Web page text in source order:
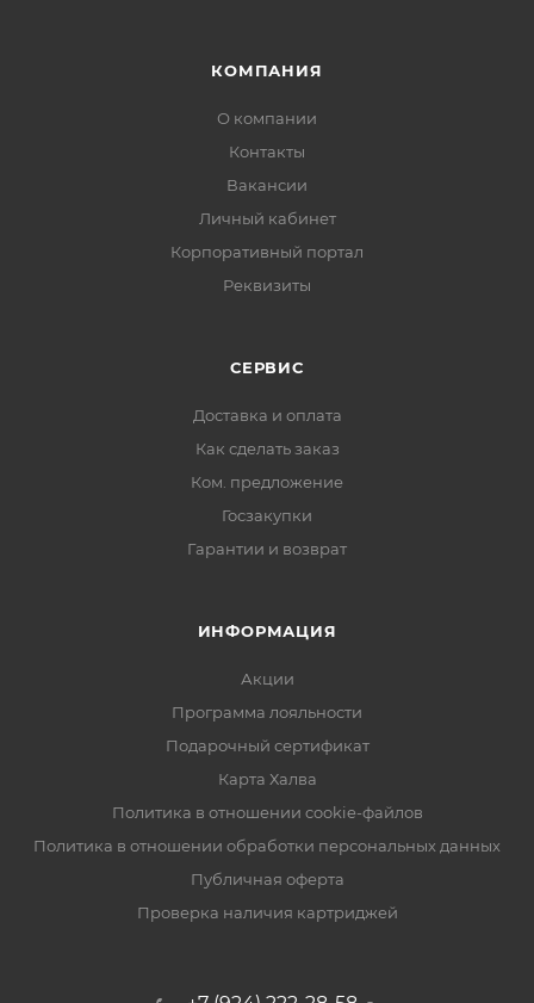
КОМПАНИЯ
О компании
Контакты
Вакансии
Личный кабинет
Корпоративный портал
Реквизиты
СЕРВИС
Доставка и оплата
Как сделать заказ
Ком. предложение
Госзакупки
Гарантии и возврат
ИНФОРМАЦИЯ
Акции
Программа лояльности
Подарочный сертификат
Карта Халва
Политика в отношении cookie-файлов
Политика в отношении обработки персональных данных
Публичная оферта
Проверка наличия картриджей